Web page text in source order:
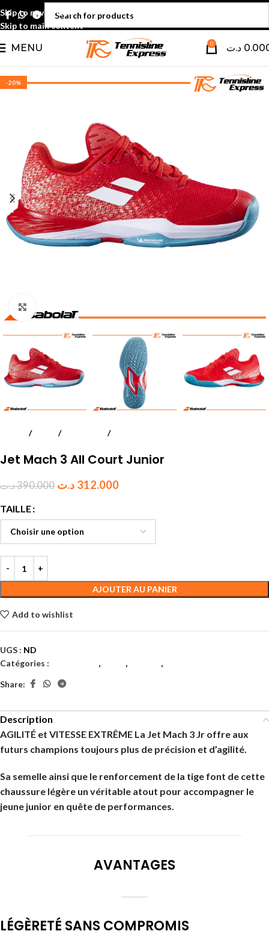
Skip to navigation
Skip to main content
MENU 0 د.ت
-20%
Tennis Chaussures Garçon
Jet Mach 3 All Court Junior
390.000د.ت 312.000 د.ت
TAILLE
AJOUTER AU PANIER
Add to wishlist
UGS : ND
Catégories :
, , ,
Share:
Description
AGILITÉ et VITESSE EXTRÊME La Jet Mach 3 Jr offre aux
futurs champions toujours plus de précision et d’agilité.
Sa semelle ainsi que le renforcement de la tige font de cette
chaussure légère un véritable atout pour accompagner le
jeune junior en quête de performances.
AVANTAGES
LÉGÈRETÉ SANS COMPROMIS